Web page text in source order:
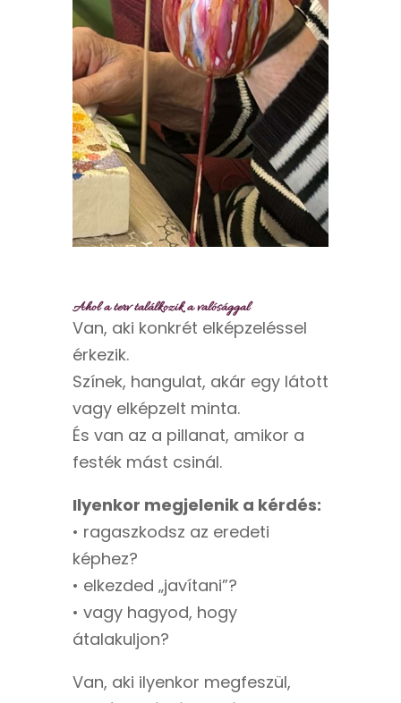
Ahol a terv találkozik a valósággal
Van, aki konkrét elképzeléssel
érkezik.
Színek, hangulat, akár egy látott
vagy elképzelt minta.
És van az a pillanat, amikor a
festék mást csinál.
Ilyenkor megjelenik a kérdés:
• ragaszkodsz az eredeti
képhez?
• elkezded „javítani”?
• vagy hagyod, hogy
átalakuljon?
Van, aki ilyenkor megfeszül,